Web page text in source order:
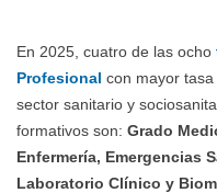
En 2025, cuatro de las ocho
Profesional con mayor
sector sanitario y
formativos son: Grado
Enfermería, Emergencias
Laboratorio Clínico y